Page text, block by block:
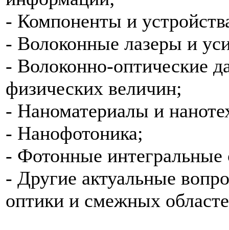
- Компоненты и
- Волоконные лазеры и
- Волоконно-оптические
физических величин;
- Наноматериалы и
- Нанофотоника;
- Фотонные
- Другие актуальные
оптики и смежных